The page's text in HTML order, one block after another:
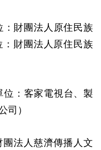
財團法人原住民族
財團法人原住民族
：客家電視台、製
司）
法人慈濟傳播人文